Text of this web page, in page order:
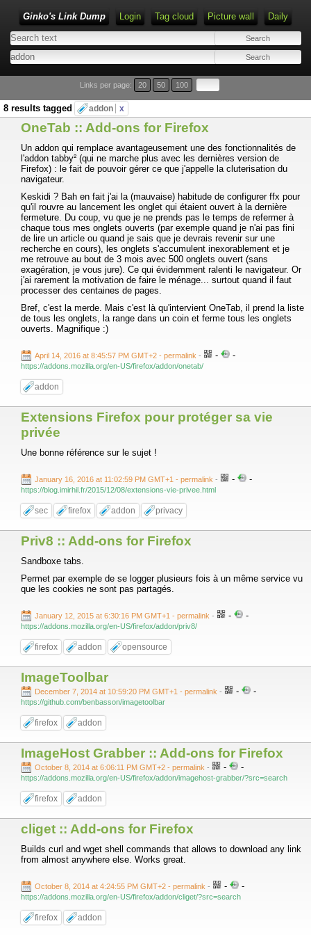
Ginko's Link Dump Login Tag cloud Picture wall Daily
Type 1 or more characters for results.
Links per page: 20 50 100
8 results tagged addon x
OneTab :: Add-ons for Firefox
Un addon qui remplace avantageusement une des fonctionnalités de
l'addon tabby² (qui ne marche plus avec les dernières version de
Firefox) : le fait de pouvoir gérer ce que j'appelle la cluterisation du
navigateur.
Keskidi ? Bah en fait j'ai la (mauvaise) habitude de configurer ffx pour
qu'il rouvre au lancement les onglet qui étaient ouvert à la dernière
fermeture. Du coup, vu que je ne prends pas le temps de refermer à
chaque tous mes onglets ouverts (par exemple quand je n'ai pas fini
de lire un article ou quand je sais que je devrais revenir sur une
recherche en cours), les onglets s'accumulent inexorablement et je
me retrouve au bout de 3 mois avec 500 onglets ouvert (sans
exagération, je vous jure). Ce qui évidemment ralenti le navigateur. Or
j'ai rarement la motivation de faire le ménage... surtout quand il faut
processer des centaines de pages.
Bref, c'est la merde. Mais c'est là qu'intervient OneTab, il prend la liste
de tous les onglets, la range dans un coin et ferme tous les onglets
ouverts. Magnifique :)
April 14, 2016 at 8:45:57 PM GMT+2 - permalink - - -
https://addons.mozilla.org/en-US/firefox/addon/onetab/
addon
Extensions Firefox pour protéger sa vie
privée
Une bonne référence sur le sujet !
January 16, 2016 at 11:02:59 PM GMT+1 - permalink - - -
https://blog.imirhil.fr/2015/12/08/extensions-vie-privee.html
sec firefox addon privacy
Priv8 :: Add-ons for Firefox
Sandboxe tabs.
Permet par exemple de se logger plusieurs fois à un même service vu
que les cookies ne sont pas partagés.
January 12, 2015 at 6:30:16 PM GMT+1 - permalink - - -
https://addons.mozilla.org/en-US/firefox/addon/priv8/
firefox addon opensource
ImageToolbar
December 7, 2014 at 10:59:20 PM GMT+1 - permalink - - -
https://github.com/benbasson/imagetoolbar
firefox addon
ImageHost Grabber :: Add-ons for Firefox
October 8, 2014 at 6:06:11 PM GMT+2 - permalink - - -
https://addons.mozilla.org/en-US/firefox/addon/imagehost-grabber/?src=search
firefox addon
cliget :: Add-ons for Firefox
Builds curl and wget shell commands that allows to download any link
from almost anywhere else. Works great.
October 8, 2014 at 4:24:55 PM GMT+2 - permalink - - -
https://addons.mozilla.org/en-US/firefox/addon/cliget/?src=search
firefox addon